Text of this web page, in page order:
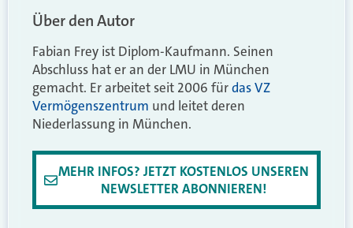
Über den Autor
Fabian Frey ist Diplom-Kaufmann. Seinen
Abschluss hat er an der LMU in München
gemacht. Er arbeitet seit 2006 fürdas VZ
Vermögenszentrum und leitet deren
Niederlassung in München.
MEHR INFOS? JETZT KOSTENLOS UNSEREN
NEWSLETTER ABONNIEREN!